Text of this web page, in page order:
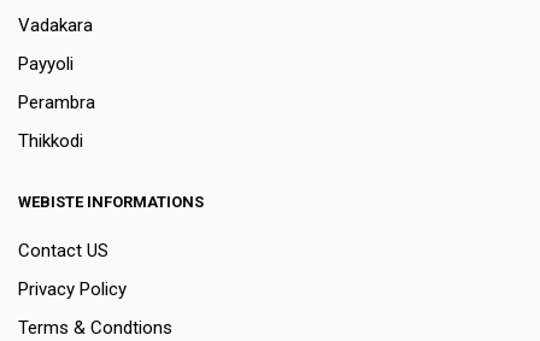
Vadakara
Payyoli
Perambra
Thikkodi
WEBISTE INFORMATIONS
Contact US
Privacy Policy
Terms & Condtions